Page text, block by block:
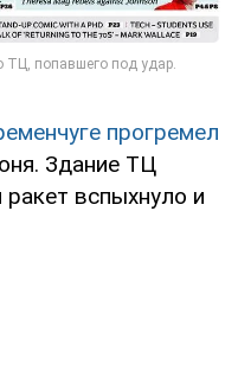
прогремел
Здание ТЦ
вспыхнуло и